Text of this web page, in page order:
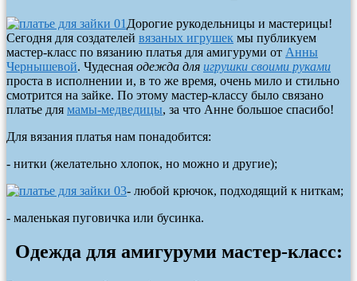
Дорогие рукодельницы и мастерицы!
Сегодня для создателей вязаных игрушек мы публикуем
мастер-класс по вязанию платья для амигуруми от Анны
Чернышевой. Чудесная одежда для игрушки своими руками
проста в исполнении и, в то же время, очень мило и стильно
смотрится на зайке. По этому мастер-классу было связано
платье для мамы-медведицы, за что Анне большое спасибо!
Для вязания платья нам понадобится:
- нитки (желательно хлопок, но можно и другие);
- любой крючок, подходящий к ниткам;
- маленькая пуговичка или бусинка.
Одежда для амигуруми мастер-класс: